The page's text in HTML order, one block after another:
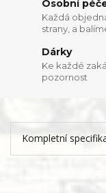
Osobní
Každá
strany, a
Dárky
Ke každé
pozornost
Kompletní